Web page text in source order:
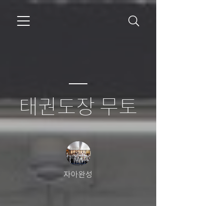
태권도장 무토
자아완성